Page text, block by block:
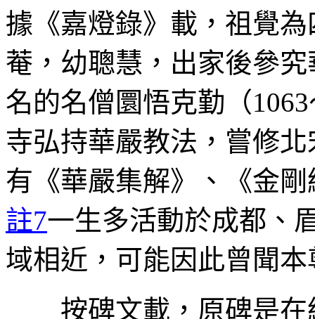
據《嘉燈錄》載，祖覺
菴，幼聰慧，出家後參
名的名僧圜悟克勤（
寺弘持華嚴教法，嘗修
有《華嚴集解》、《金
註7一生多活動於成都、
域相近，可能因此曾聞
按碑文載，原碑是在